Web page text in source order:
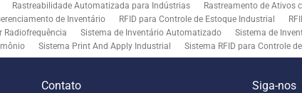
Rastreabilidade Automatizada para Indústrias
Rastreamento de Ativos
de Inventário RFID para Controle de Estoque Industrial
Radiofrequência Sistema de Inventário Automatizado
Sistema de
Sistema Print And Apply Industrial Sistema RFID para Controle
Soluções de Impressão e Aplicação de Etiquetas
Soluções em
Integração Tecnologia de Middleware e Ferramentas para Integração
Contato Siga-nos